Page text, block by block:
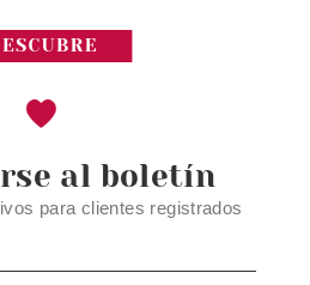
al boletín
para clientes registrados